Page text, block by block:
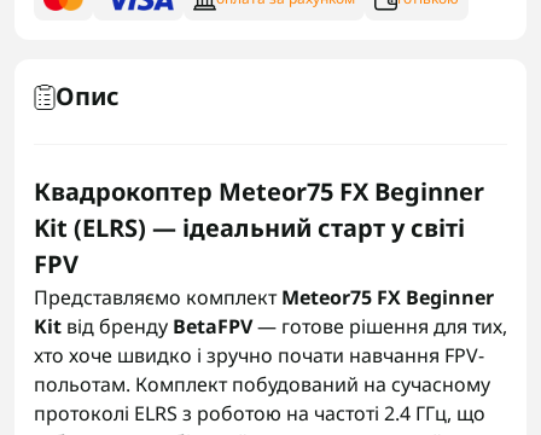
Опис
Квадрокоптер Meteor75 FX Beginner
Kit (ELRS) — ідеальний старт у світі
FPV
Представляємо комплектMeteor75 FX Beginner
Kit від бренду BetaFPV— готове рішення для тих,
хто хоче швидко і зручно почати навчання FPV-
польотам. Комплект побудований на сучасному
протоколі ELRS з роботою на частоті 2.4 ГГц, що